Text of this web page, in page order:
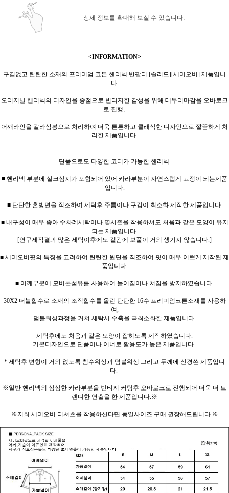
상세 정보를 확대해 보실 수 있습니다.
<INFORMATION>
구김없고 탄탄한 소재의 프리미엄 코튼 헨리넥 반팔티 [솔리드][세미오버] 제품입니
다.
오리지널 헨리넥의 디자인을 중점으로 빈티지한 감성을 위해 테두리마감을 오바로크
로 진행,
어깨라인을 갈라삼봉으로 처리하여 더욱 튼튼하고 클래식한 디자인으로 깔끔하게 처
리한 제품입니다.
단품으로도 다양한 코디가 가능한 헨리넥.
■ 헨리넥 부분에 실크심지가 포함되어 있어 카라부분이 자연스럽게 고정이 되는제품
입니다.
■ 탄탄한 혼방면을 직조하여 세탁후 주름이나 구김이 최소화 제작한 제품입니다.
■ 내구성이 매우 좋아 수차례세탁이나 몇시즌을 착용하셔도 처음과 같은 모양이 유지
되는 제품입니다.
[연구제작결과 많은 세탁이후에도 겉감에 보풀이 거의 생기지 않습니다.]
■ 세미오버핏의 특징을 고려하여 탄탄한 원단을 직조하여 핏이 매우 이쁘게 제작된 제
품입니다.
■ 어께부분에 모비론섬유를 사용하여 늘어짐이나 쳐짐을 방지하였습니다.
30X2 더블합수로 소재의 조직합수를 올린 탄탄한 16수 프리미엄코튼소재를 사용하
여,
덤블워싱과정을 거쳐 세탁시 수축을 극최소화한 제품입니다.
세탁후에도 처음과 같은 모양이 잡히도록 제작하였습니다.
기본디자인으로 단품이나 이너로 활용도가 높은 제품입니다.
* 세탁후 변형이 거의 없도록 침수워싱과 덤블워싱 그리고 두께에 신경쓴 제품입니
다.
※일반 헨리넥의 심심한 카라부분을 빈티지 커팅후 오바로크로 진행되어 더욱 더 트
렌디한 연출을 한 제품입니다.※
※저희 세미오버 티셔츠를 착용하신다면 동일사이즈 구매 권장해드립니다.※